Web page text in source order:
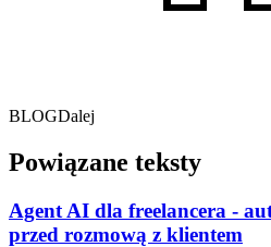
BLOGDalej
Powiązane teksty
Agent AI dla freelancera -
przed rozmową z klientem